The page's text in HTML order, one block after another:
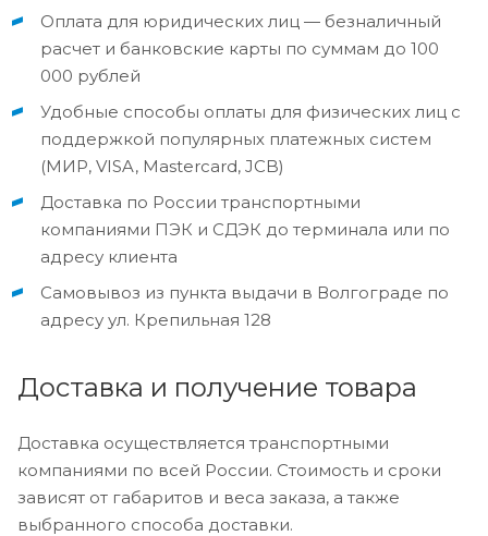
Оплата для юридических лиц — безналичный
расчет и банковские карты по суммам до 100
000 рублей
Удобные способы оплаты для физических лиц с
поддержкой популярных платежных систем
(МИР, VISA, Mastercard, JCB)
Доставка по России транспортными
компаниями ПЭК и СДЭК до терминала или по
адресу клиента
Самовывоз из пункта выдачи в Волгограде по
адресу ул. Крепильная 128
Доставка и получение товара
Доставка осуществляется транспортными
компаниями по всей России. Стоимость и сроки
зависят от габаритов и веса заказа, а также
выбранного способа доставки.